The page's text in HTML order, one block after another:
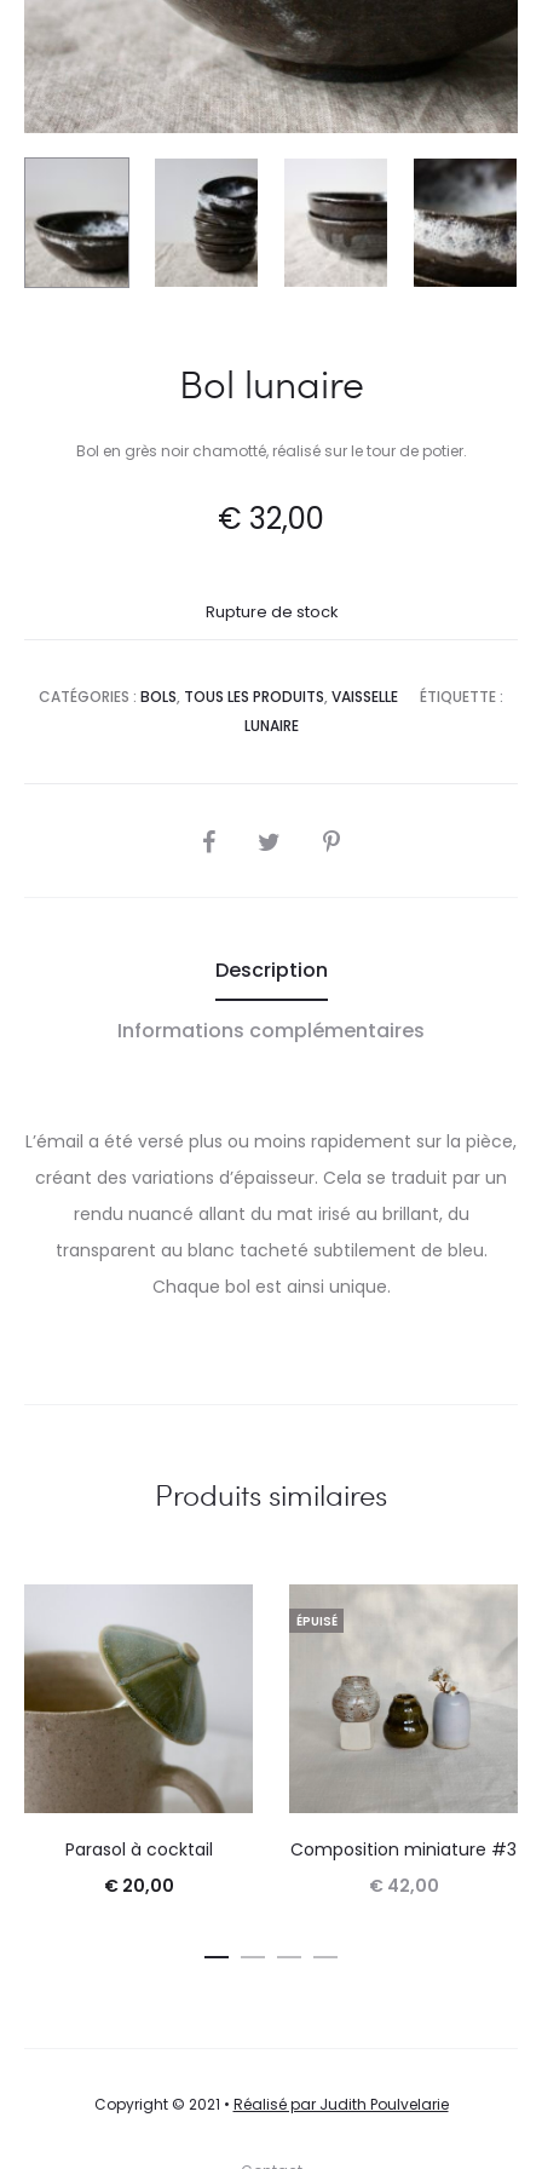
Bol lunaire
Bol en grès noir chamotté, réalisé sur le tour de potier.
€ 32,00
Rupture de stock
CATÉGORIES : BOLS, TOUS LES PRODUITS, VAISSELLE
ÉTIQUETTE :
LUNAIRE
SHARE
Description
Informations complémentaires
L’émail a été versé plus ou moins rapidement sur la pièce,
créant des variations d’épaisseur. Cela se traduit par un
rendu nuancé allant du mat irisé au brillant, du
transparent au blanc tacheté subtilement de bleu.
Chaque bol est ainsi unique.
Produits similaires
Parasol à cocktail
€20,00
ÉPUISÉ
Composition miniature #3
€ 42,00
Copyright © 2021 • Réalisé par Judith Poulvelarie